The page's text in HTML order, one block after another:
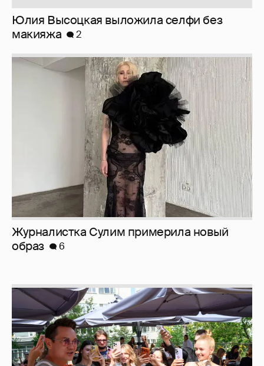
Журналистка Сулим примерила новый
Анастасия Гребенкина, Женя Малахова,
Оксана Русланова и другие гости
фестиваля «Баланс вкуса и ритма»:
рассматриваем летние образы